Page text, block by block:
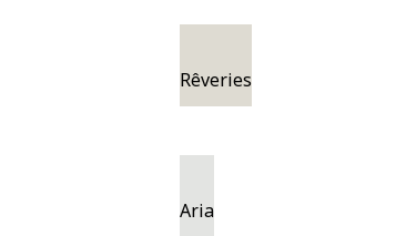
Rêveries
Aria